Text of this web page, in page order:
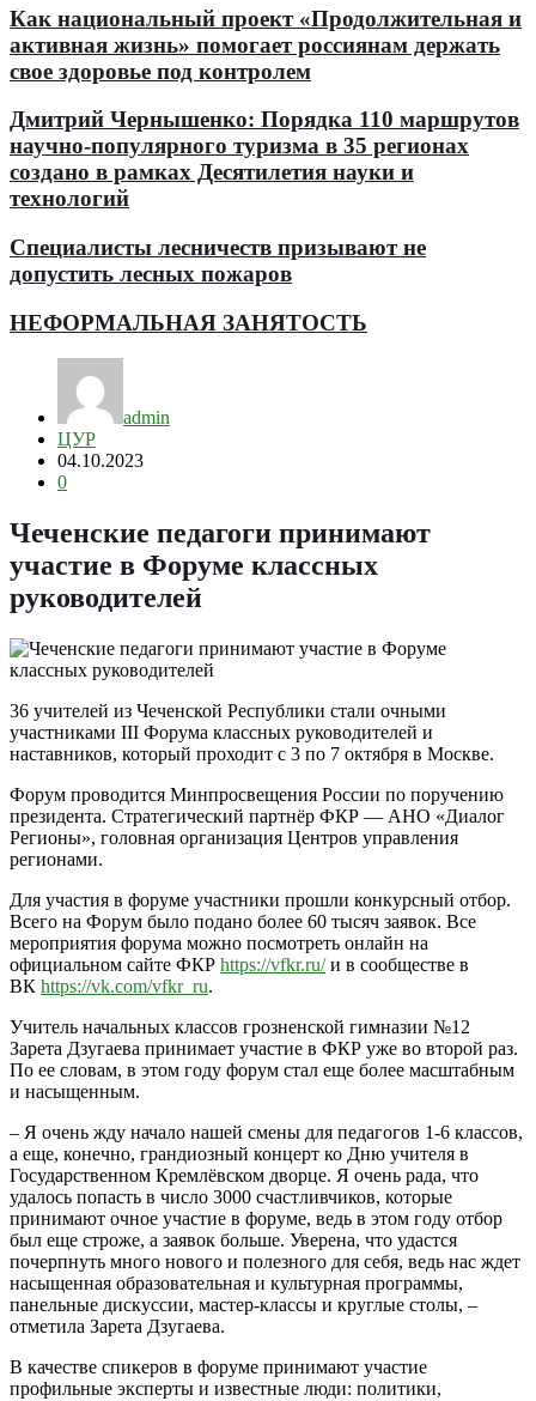
Как национальный проект «Продолжительная и
активная жизнь» помогает россиянам держать
свое здоровье под контролем
Дмитрий Чернышенко: Порядка 110 маршрутов
научно-популярного туризма в 35 регионах
создано в рамках Десятилетия науки и
технологий
Специалисты лесничеств призывают не
допустить лесных пожаров
НЕФОРМАЛЬНАЯ ЗАНЯТОСТЬ
admin
ЦУР
04.10.2023
0
Чеченские педагоги принимают
участие в Форуме классных
руководителей
36 учителей из Чеченской Республики стали очными
участниками III Форума классных руководителей и
наставников, который проходит с 3 по 7 октября в Москве.
Форум проводится Минпросвещения России по поручению
президента. Стратегический партнёр ФКР — АНО «Диалог
Регионы», головная организация Центров управления
регионами.
Для участия в форуме участники прошли конкурсный отбор.
Всего на Форум было подано более 60 тысяч заявок. Все
мероприятия форума можно посмотреть онлайн на
официальном сайте ФКР https://vfkr.ru/и в сообществе в
ВК https://vk.com/vfkr_ru.
Учитель начальных классов грозненской гимназии №12
Зарета Дзугаева принимает участие в ФКР уже во второй раз.
По ее словам, в этом году форум стал еще более масштабным
и насыщенным.
– Я очень жду начало нашей смены для педагогов 1-6 классов,
а еще, конечно, грандиозный концерт ко Дню учителя в
Государственном Кремлёвском дворце. Я очень рада, что
удалось попасть в число 3000 счастливчиков, которые
принимают очное участие в форуме, ведь в этом году отбор
был еще строже, а заявок больше. Уверена, что удастся
почерпнуть много нового и полезного для себя, ведь нас ждет
насыщенная образовательная и культурная программы,
панельные дискуссии, мастер-классы и круглые столы, –
отметила Зарета Дзугаева.
В качестве спикеров в форуме принимают участие
профильные эксперты и известные люди: политики,